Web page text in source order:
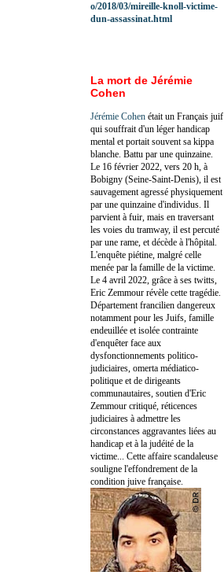
o/2018/03/mireille-knoll-victime-
dun-assassinat.html
La mort de Jérémie
Cohen
Jérémie Cohen était un Français juif
qui souffrait d'un léger handicap
mental et portait souvent sa kippa
blanche. Battu par une quinzaine.
Le 16 février 2022, vers 20 h, à
Bobigny (Seine-Saint-Denis), il est
sauvagement agressé physiquement
par une quinzaine d'individus. Il
parvient à fuir, mais en traversant
les voies du tramway, il est percuté
par une rame, et décède à l'hôpital.
L'enquête piétine, malgré celle
menée par la famille de la victime.
Le 4 avril 2022, grâce à ses twitts,
Eric Zemmour révèle cette tragédie.
Département francilien dangereux
notamment pour les Juifs, famille
endeuillée et isolée contrainte
d'enquêter face aux
dysfonctionnements politico-
judiciaires, omerta médiatico-
politique et de dirigeants
communautaires, soutien d'Eric
Zemmour critiqué, réticences
judiciaires à admettre les
circonstances aggravantes liées au
handicap et à la judéité de la
victime... Cette affaire scandaleuse
souligne l'effondrement de la
condition juive française.